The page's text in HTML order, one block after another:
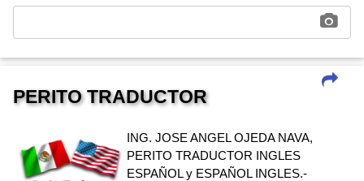
PERITO TRADUCTOR
ING. JOSE ANGEL OJEDA NAVA,
PERITO TRADUCTOR INGLES
ESPAÑOL y ESPAÑOL INGLES.-